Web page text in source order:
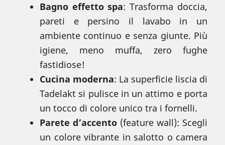
Bagno effetto spa: Trasforma doccia,
pareti e persino il lavabo in un
ambiente continuo e senza giunte. Più
igiene, meno muffa, zero fughe
fastidiose!
Cucina moderna: La superficie liscia di
Tadelakt si pulisce in un attimo e porta
un tocco di colore unico tra i fornelli.
Parete d’accento (feature wall): Scegli
un colore vibrante in salotto o camera